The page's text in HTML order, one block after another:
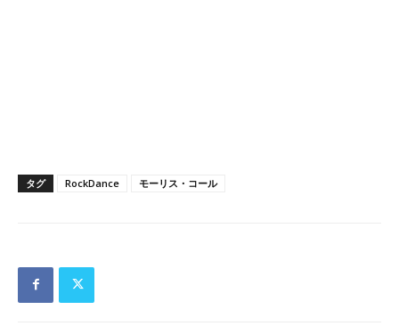
タグ RockDance モーリス・コール